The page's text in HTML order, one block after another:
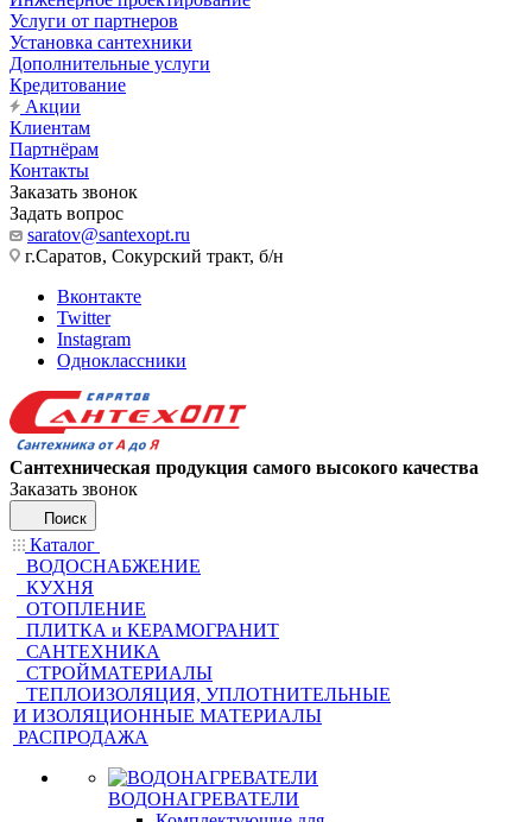
Услуги от партнеров
Установка сантехники
Дополнительные услуги
Кредитование
Акции
Клиентам
Партнёрам
Контакты
Заказать звонок
Задать вопрос
saratov@santexopt.ru
г.Саратов, Сокурский тракт, б/н
Вконтакте
Twitter
Instagram
Одноклассники
Сантехническая продукция самого высокого качества
Заказать звонок
Поиск
Каталог
ВОДОСНАБЖЕНИЕ
КУХНЯ
ОТОПЛЕНИЕ
ПЛИТКА и КЕРАМОГРАНИТ
САНТЕХНИКА
СТРОЙМАТЕРИАЛЫ
ТЕПЛОИЗОЛЯЦИЯ, УПЛОТНИТЕЛЬНЫЕ
И ИЗОЛЯЦИОННЫЕ МАТЕРИАЛЫ
РАСПРОДАЖА
ВОДОНАГРЕВАТЕЛИ